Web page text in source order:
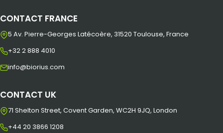
CONTACT FRANCE
5 Av. Pierre-Georges Latécoère, 31520 Toulouse, France
+32 2 888 4010
info@biorius.com
CONTACT UK
71 Shelton Street, Covent Garden, WC2H 9JQ, London
+44 20 3866 1208